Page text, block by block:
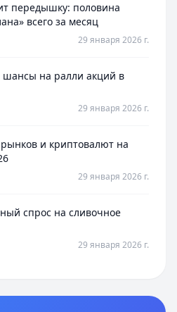
передышку: половина
всего за месяц
29 января 2026 г.
шансы на ралли акций в
29 января 2026 г.
и криптовалют на
29 января 2026 г.
спрос на сливочное
29 января 2026 г.